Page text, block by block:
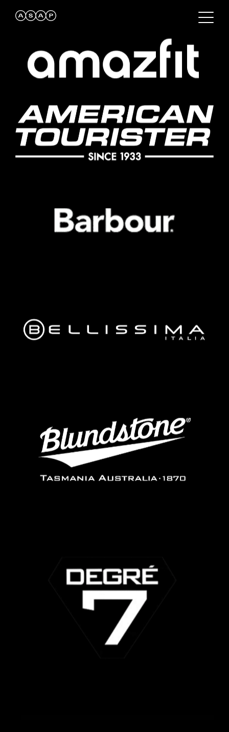
clients